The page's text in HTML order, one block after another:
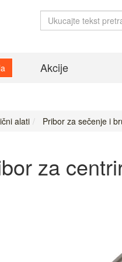
Akcije
alati Pribor za sečenje i
za